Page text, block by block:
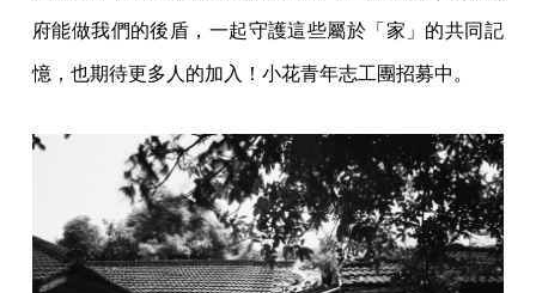
府能做我們的後盾，一起守護這些屬於「家」 的共同記
憶，也期待更多人的加入！小花青年志工團招募中。